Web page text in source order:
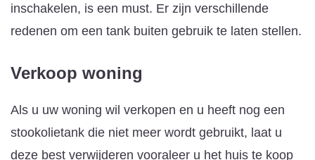
inschakelen, is een must. Er zijn verschillende
redenen om een tank buiten gebruik te laten stellen.
Verkoop woning
Als u uw woning wil verkopen en u heeft nog een
stookolietank die niet meer wordt gebruikt, laat u
deze best verwijderen vooraleer u het huis te koop